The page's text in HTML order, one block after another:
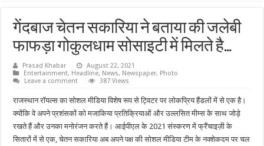
गेंदबाज चेतन सकारिया ने बताया की जलेबी
फाफड़ा गोकुलधाम सोसाइटी में मिलते है…
Prasad Khabar
August 22, 2021
Entertainment, Headline, News, Newspaper, Photo
Leave a comment
387 Views
राजस्थान रॉयल्स का सोशल मीडिया विशेष रूप से ट्विटर पर लोकप्रिय हैंडलों में से एक है।
क्योंकि वे अपने प्रशंसकों को मजाकिया प्रतिक्रियाओं और उल्लसित मीम्स के साथ जोड़े
रखते हैं और उनका मनोरंजन करते हैं। आईपीएल के 2021 संस्करण में फ्रैंचाइज़ी के
सितारों में से एक, चेतन सकारिया अब अपने पक्ष की सोशल मीडिया टीम के नक्शेकदम पर चल